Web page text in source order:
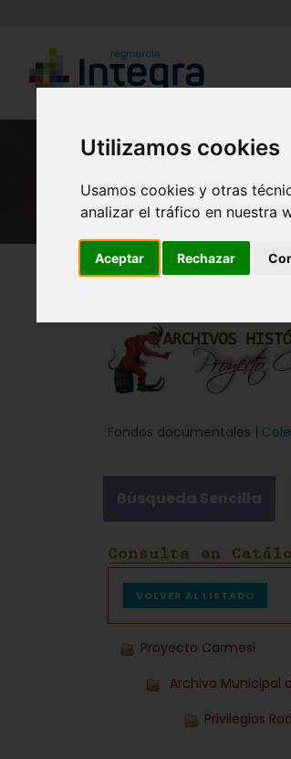
Utilizamos cookies
Usamos cookies y otras
analizar el tráfico en nuestra
Aceptar Rechazar
Región de Murcia Digital
Fondos documentales |
Búsqueda Sencilla
VOLVER AL LISTADO
Proyecto Carmesi
Archivo Municipal
Privilegios